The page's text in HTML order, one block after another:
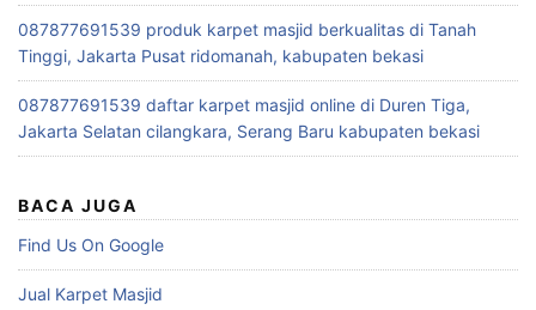
087877691539 produk karpet masjid berkualitas di Tanah
Tinggi, Jakarta Pusat ridomanah, kabupaten bekasi
087877691539 daftar karpet masjid online di Duren Tiga,
Jakarta Selatan cilangkara, Serang Baru kabupaten bekasi
BACA JUGA
Find Us On Google
Jual Karpet Masjid